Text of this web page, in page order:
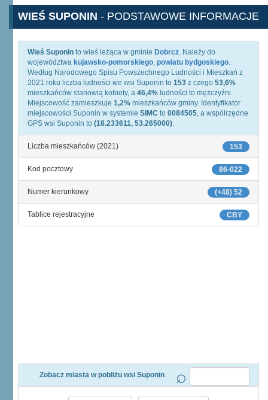
WIEŚ SUPONIN - PODSTAWOWE INFORMACJE
Wieś Suponin to wieś leżąca w gminie Dobrcz. Należy do
województwa kujawsko-pomorskiego, powiatu bydgoskiego.
Według Narodowego Spisu Powszechnego Ludności i Mieszkań z
2021 roku liczba ludności we wsi Suponin to 153 z czego 53,6%
mieszkańców stanowią kobiety, a 46,4% ludności to mężczyźni.
Miejscowość zamieszkuje 1,2% mieszkańców gminy. Identyfikator
miejscowości Suponin w systemie SIMC to 0084505, a współrzędne
GPS wsi Suponin to (18.233611, 53.265000).
153
Liczba mieszkańców (2021)
86-022
Kod pocztowy
(+48) 52
Numer kierunkowy
CBY
Tablice rejestracyjne
Zobacz miasta w pobliżu wsi Suponin